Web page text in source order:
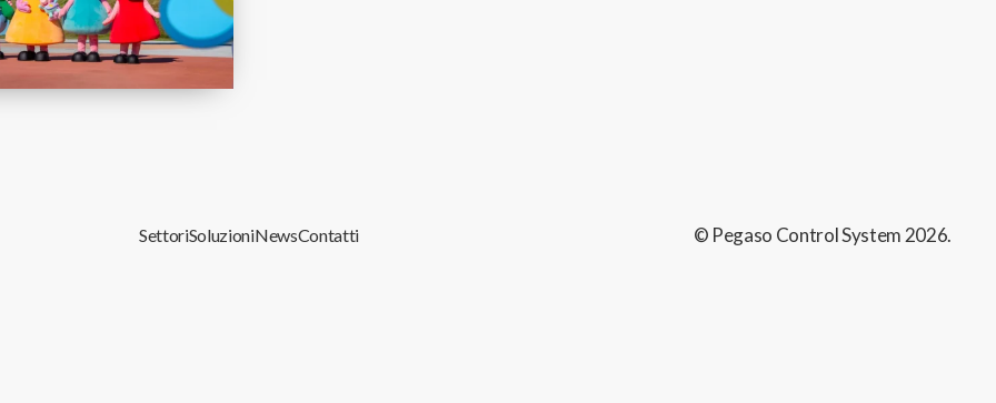
SettoriSoluzioniNewsContatti © Pegaso Control System 2026.